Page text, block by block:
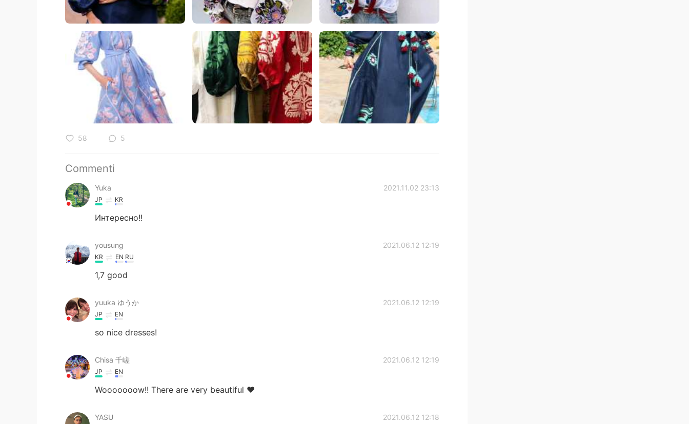
58 5
Commenti
Yuka 2021.11.02 23:13
JP KR
Интересно!!
yousung 2021.06.12 12:19
KR EN RU
1,7 good
yuuka ゆうか 2021.06.12 12:19
JP EN
so nice dresses!
Chisa 千嵯 2021.06.12 12:19
JP EN
Wooooooow!! There are very beautiful ❤️
YASU 2021.06.12 12:18